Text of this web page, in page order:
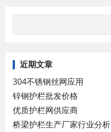
近期文章
304不锈钢丝网应用
锌钢护栏批发价格
优质护栏网供应商
桥梁护栏生产厂家行业分析